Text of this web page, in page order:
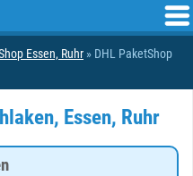
Essen, Ruhr » DHL PaketShop
Essen, Ruhr